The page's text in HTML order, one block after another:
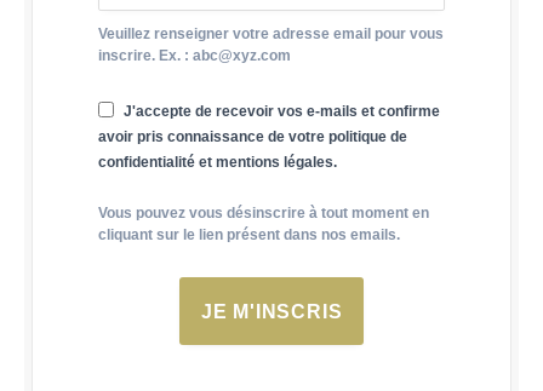
Veuillez renseigner votre adresse email pour vous
inscrire. Ex. : abc@xyz.com
J'accepte de recevoir vos e-mails et confirme
avoir pris connaissance de votre politique de
confidentialité et mentions légales.
Vous pouvez vous désinscrire à tout moment en
cliquant sur le lien présent dans nos emails.
JE M'INSCRIS